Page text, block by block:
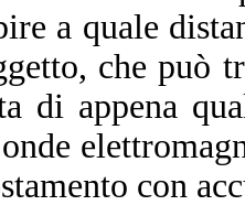
a quale
che può
di appena
con